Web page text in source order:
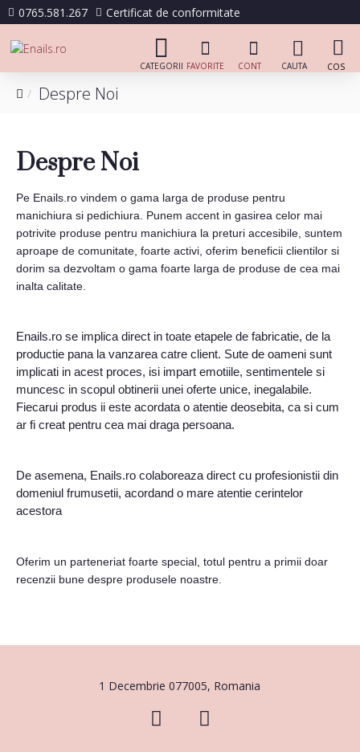
0765.581.267 Certificat de conformitate
Despre Noi
Despre Noi
Pe Enails.ro vindem o gama larga de produse pentru
manichiura si pedichiura. Punem accent in gasirea celor mai
potrivite produse pentru manichiura la preturi accesibile, suntem
aproape de comunitate, foarte activi, oferim beneficii clientilor si
dorim sa dezvoltam o gama foarte larga de produse de cea mai
inalta calitate.
Enails.ro se implica direct in toate etapele de fabricatie, de la
productie pana la vanzarea catre client. Sute de oameni sunt
implicati in acest proces, isi impart emotiile, sentimentele si
muncesc in scopul obtinerii unei oferte unice, inegalabile.
Fiecarui produs ii este acordata o atentie deosebita, ca si cum
ar fi creat pentru cea mai draga persoana.
De asemena, Enails.ro colaboreaza direct cu profesionistii din
domeniul frumusetii, acordand o mare atentie cerintelor
acestora
Oferim un parteneriat foarte special, totul pentru a primii doar
recenzii bune despre produsele noastre.
1 Decembrie 077005, Romania